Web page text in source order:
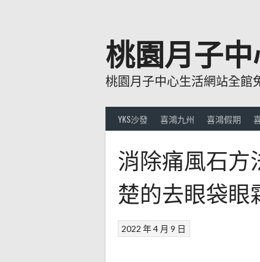
桃園月子
桃園月子中心生活網站全館
YKS沙發 喜鴻九州 喜鴻假期
消除痛風石方
楚的去眼袋眼
2022 年 4 月 9 日